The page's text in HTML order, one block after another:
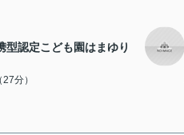
型認定こども園はまゆり
分）